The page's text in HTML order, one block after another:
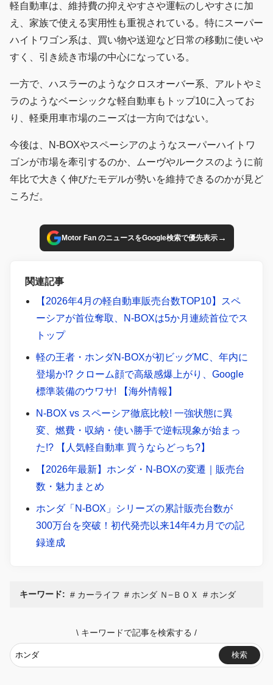
軽自動車は、維持費の抑えやすさや運転のしやすさに加
え、家族で使える実用性も重視されている。特にスーパー
ハイトワゴン系は、買い物や送迎など日常の移動に使いや
すく、引き続き市場の中心になっている。
一方で、ハスラーのようなクロスオーバー系、アルトやミ
ラのようなベーシックな軽自動車もトップ10に入ってお
り、軽乗用車市場のニーズは一方向ではない。
今後は、N-BOXやスペーシアのようなスーパーハイトワ
ゴンが市場を牽引するのか、ムーヴやルークスのように前
年比で大きく伸びたモデルが勢いを維持できるのかが見ど
ころだ。
Motor Fan のニュースをGoogle検索で優先表示→
関連記事
【2026年4月の軽自動車販売台数TOP10】スペ
ーシアが首位奪取、N-BOXは5か月連続首位でス
トップ
軽の王者・ホンダN-BOXが初ビッグMC、年内に
登場か!? クローム顔で高級感爆上がり、Google
標準装備のウワサ! 【海外情報】
N-BOX vs スペーシア徹底比較! 一強状態に異
変、燃費・収納・使い勝手で逆転現象が始まっ
た!? 【人気軽自動車 買うならどっち?】
【2026年最新】ホンダ・N-BOXの変遷｜販売台
数・魅力まとめ
ホンダ「N-BOX」シリーズの累計販売台数が
300万台を突破！初代発売以来14年4カ月での記
録達成
キーワード: カーライフ ホンダ Ｎ−ＢＯＸ ホンダ
\ キーワードで記事を検索する /
検索